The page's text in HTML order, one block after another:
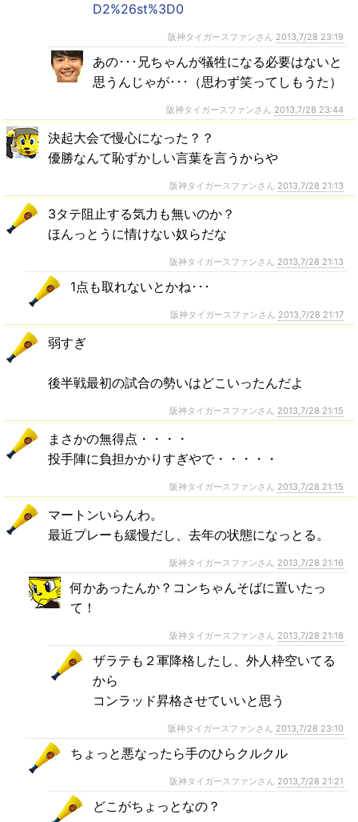
D2%26st%3D0
阪神タイガースファンさん 2013,7/28 23:19
あの･･･兄ちゃんが犠牲になる必要はないと
思うんじゃが･･･（思わず笑ってしもうた）
阪神タイガースファンさん 2013,7/28 23:44
決起大会で慢心になった？？
優勝なんて恥ずかしい言葉を言うからや
阪神タイガースファンさん 2013,7/28 21:13
3タテ阻止する気力も無いのか？
ほんっとうに情けない奴らだな
阪神タイガースファンさん 2013,7/28 21:13
1点も取れないとかね･･･
阪神タイガースファンさん 2013,7/28 21:17
弱すぎ
後半戦最初の試合の勢いはどこいったんだよ
阪神タイガースファンさん 2013,7/28 21:15
まさかの無得点・・・・
投手陣に負担かかりすぎやで・・・・・
阪神タイガースファンさん 2013,7/28 21:15
マートンいらんわ。
最近プレーも緩慢だし、去年の状態になっとる。
阪神タイガースファンさん 2013,7/28 21:16
何かあったんか？コンちゃんそばに置いたっ
て！
阪神タイガースファンさん 2013,7/28 21:18
ザラテも２軍降格したし、外人枠空いてる
から
コンラッド昇格させていいと思う
阪神タイガースファンさん 2013,7/28 23:10
ちょっと悪なったら手のひらクルクル
阪神タイガースファンさん 2013,7/28 21:21
どこがちょっとなの？